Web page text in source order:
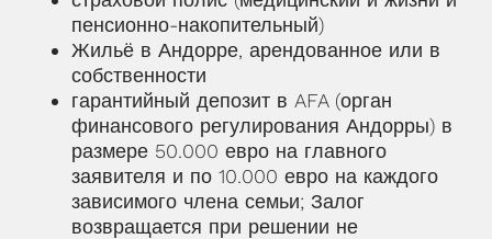
пенсионно-накопительный)
Жильё в Андорре, арендованное или в
собственности
гарантийный депозит в AFA (орган
финансового регулирования Андорры) в
размере 50.000 евро на главного
заявителя и по 10.000 евро на каждого
зависимого члена семьи; Залог
возвращается при решении не